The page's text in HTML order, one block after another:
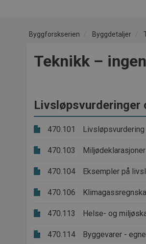
Byggforskserien Byggdetaljer
Teknikk –
Livsløpsvurderinger
470.101 Livsløpsvurdering
470.103
470.104 Eksempler på
470.106
470.113 Helse- og
470.114 Byggevarer -